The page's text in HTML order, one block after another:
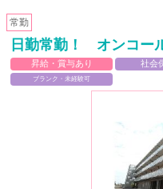
常勤
日勤常勤！ オンコー
昇給・賞与あり 社会
ブランク・未経験可